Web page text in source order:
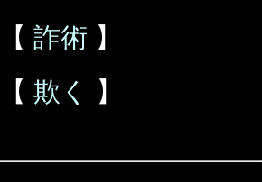
【 詐術 】
【 欺く 】